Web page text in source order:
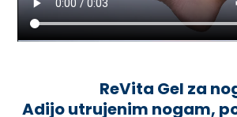
ReVita Gel za
Adijo utrujenim nogam,